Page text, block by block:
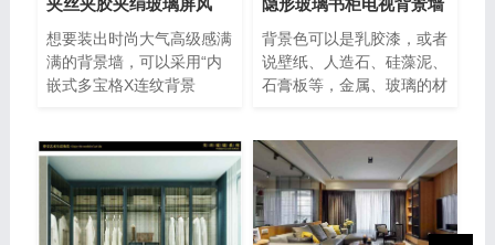
夹丝夹胶夹绢玻璃屏风
想要装出时尚大气高级感满
满的背景墙，可以采用“内
嵌式多宝格X连纹背景
隐形玻璃书柜电视背景墙
背景色可以是乳胶漆，或者
说壁纸、人造石、硅藻泥、
石膏板等，金属、玻璃的材